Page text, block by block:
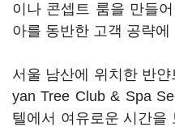
이나 콘셉트 룸을 만들
아를 동반한 고객 공략에
서울 남산에 위치한 반
yan Tree Club & Spa
텔에서 여유로운 시간을